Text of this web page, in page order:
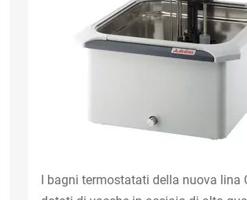
I bagni termostatati della nuova lina